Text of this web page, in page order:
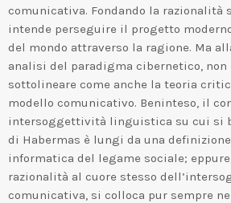
comunicativa. Fondando la
intende perseguire il progetto
del mondo attraverso la ragione. Ma
analisi del paradigma cibernetico, non
sottolineare come anche la teoria
modello comunicativo. Beninteso, il
intersoggettività linguistica su cui si
di Habermas è lungi da una
informatica del legame sociale;
razionalità al cuore stesso
comunicativa, si colloca pur sempre